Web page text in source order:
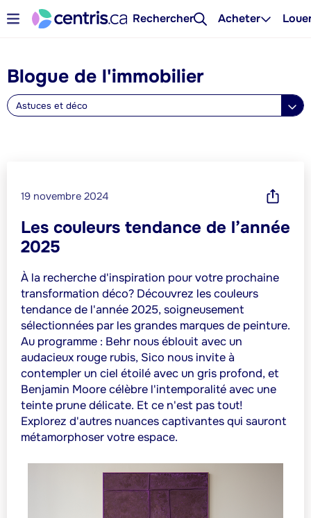
Rechercher Acheter
Blogue de l'immobilier
Astuces et déco
19 novembre 2024
Les couleurs tendance de l’année
2025
À la recherche d'inspiration pour votre prochaine
transformation déco? Découvrez les couleurs
tendance de l'année 2025, soigneusement
sélectionnées par les grandes marques de peinture.
Au programme : Behr nous éblouit avec un
audacieux rouge rubis, Sico nous invite à
contempler un ciel étoilé avec un gris profond, et
Benjamin Moore célèbre l'intemporalité avec une
teinte prune délicate. Et ce n'est pas tout!
Explorez d'autres nuances captivantes qui sauront
métamorphoser votre espace.